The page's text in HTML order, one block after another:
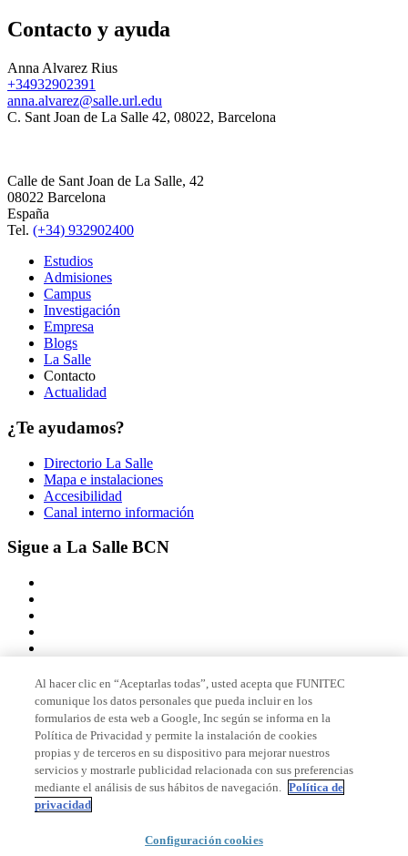
Contacto y ayuda
Anna Alvarez Rius
+34932902391
anna.alvarez@salle.url.edu
C. Sant Joan de La Salle 42, 08022, Barcelona
Calle de Sant Joan de La Salle, 42
08022 Barcelona
España
Tel. (+34) 932902400
Estudios
Admisiones
Campus
Investigación
Empresa
Blogs
La Salle
Contacto
Actualidad
¿Te ayudamos?
Directorio La Salle
Mapa e instalaciones
Accesibilidad
Canal interno información
Sigue a La Salle BCN
Miembro de
Acreditaciones
© 2026 La Salle Campus Barcelona - URL |
Al hacer clic en “Aceptarlas todas”, usted acepta que FUNITEC
comunique los datos personales que pueda incluir en los
formularios de esta web a Google, Inc según se informa en la
Política de Privacidad y permite la instalación de cookies
propias y de terceros en su dispositivo para mejorar nuestros
servicios y mostrarle publicidad relacionada con sus preferencias
mediante el análisis de sus hábitos de navegación. Política de
privacidad
Configuración cookies